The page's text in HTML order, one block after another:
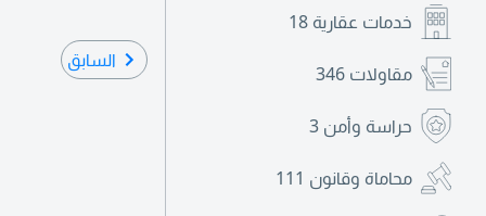
خدمات عقارية 18
مقاولات 346
حراسة وأمن 3
محاماة وقانون 111
السابق